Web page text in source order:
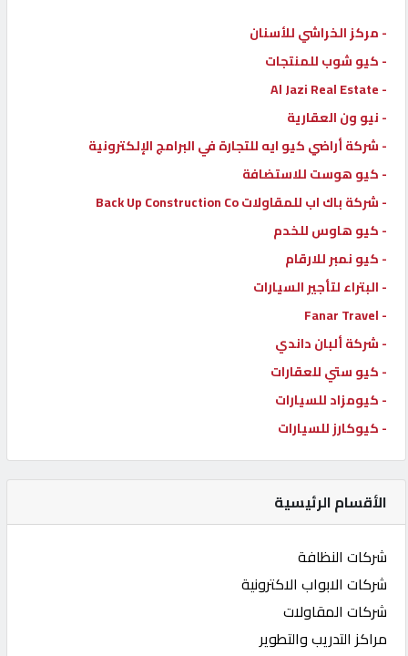
الدليل
القطري
POWERED
QHOST
- مركز الخراشي للأسنان
- كيو شوب للمنتجات
- Al Jazi Real Estate
- نيو ون العقارية
- شركة أراضي كيو ايه للتجارة في البرامج الإلكترونية
- كيو هوست للاستضافة
- شركة باك اب للمقاولات Back Up Construction Co
- كيو هاوس للخدم
- كيو نمبر للارقام
- البتراء لتأجير السيارات
- Fanar Travel
- شركة ألبان داندي
- كيو ستي للعقارات
- كيومزاد للسيارات
- كيوكارز للسيارات
الأقسام الرئيسية
شركات النظافة
شركات الابواب الاكترونية
شركات المقاولات
مراكز التدريب والتطوير